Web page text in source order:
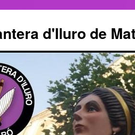
d'Iluro de